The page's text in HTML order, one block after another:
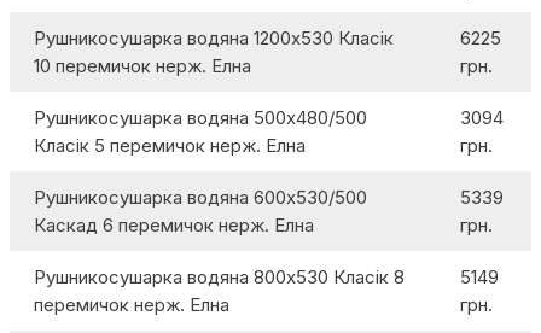
Рушникосушарка водяна 1200х530 Класік
10 перемичок нерж. Елна
6225
грн.
Рушникосушарка водяна 500х480/500
Класік 5 перемичок нерж. Елна
3094
грн.
Рушникосушарка водяна 600х530/500
Каскад 6 перемичок нерж. Елна
5339
грн.
Рушникосушарка водяна 800х530 Класік 8
перемичок нерж. Елна
5149
грн.